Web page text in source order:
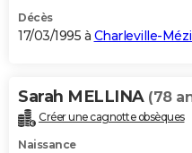
Décès
17/03/1995 à Charleville-
Sarah MELLINA (78
Créer une cagnotte obsèques
Naissance